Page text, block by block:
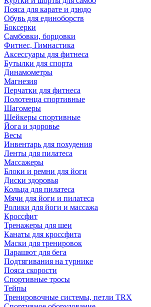
Пояса для карате и дзюдо
Обувь для единоборств
Боксерки
Самбовки, борцовки
Фитнес, Гимнастика
Аксессуары для фитнеса
Бутылки для спорта
Динамометры
Магнезия
Перчатки для фитнеса
Полотенца спортивные
Шагомеры
Шейкеры спортивные
Йога и здоровье
Весы
Инвентарь для похудения
Ленты для пилатеса
Массажеры
Блоки и ремни для йоги
Диски здоровья
Кольца для пилатеса
Мячи для йоги и пилатеса
Ролики для йоги и массажа
Кроссфит
Тренажеры для шеи
Канаты для кроссфита
Маски для тренировок
Парашют для бега
Подтягивания на турнике
Пояса скорости
Спортивные тросы
Тейпы
Тренировочные системы, петли TRX